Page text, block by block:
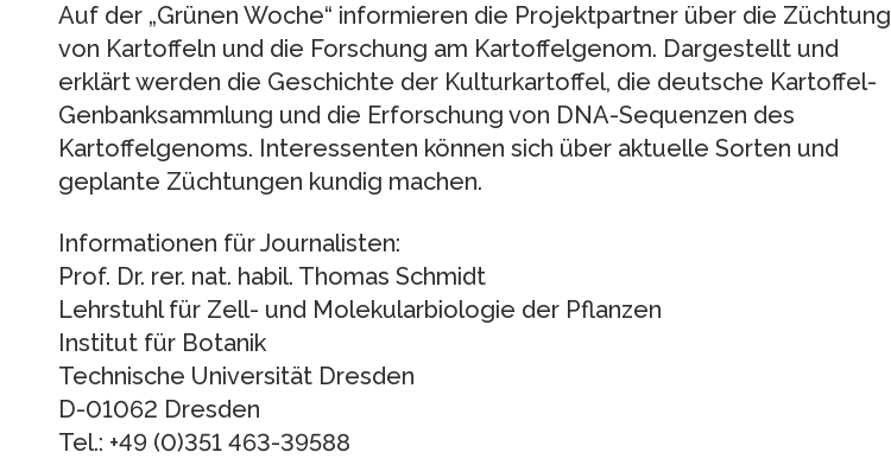
Auf der „Grünen Woche“ informieren die Projektpartner über die Züchtung
von Kartoffeln und die Forschung am Kartoffelgenom. Dargestellt und
erklärt werden die Geschichte der Kulturkartoffel, die deutsche Kartoffel-
Genbanksammlung und die Erforschung von DNA-Sequenzen des
Kartoffelgenoms. Interessenten können sich über aktuelle Sorten und
geplante Züchtungen kundig machen.
Informationen für Journalisten:
Prof. Dr. rer. nat. habil. Thomas Schmidt
Lehrstuhl für Zell- und Molekularbiologie der Pflanzen
Institut für Botanik
Technische Universität Dresden
D-01062 Dresden
Tel.: +49 (0)351 463-39588